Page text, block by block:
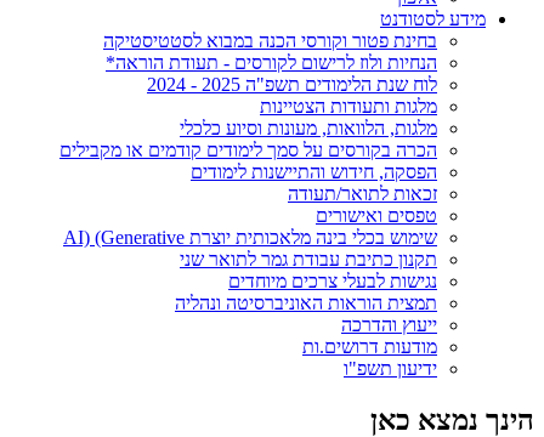
מידע לסטודנט
בחינת פטור וקורסי הכנה במבוא לסטטיסטיקה
הנחיות ולוז לרישום לקורסים - תעודת הוראה*
לוח שנת הלימודים תשפ"ה 2025 - 2024
מלגות ותעודות הצטיינות
מלגות, הלוואות, מעונות וסיוע כלכלי
הכרה בקורסים על סמך לימודים קודמים או מקבילים
הפסקה, חידוש והתיישנות לימודים
זכאות לתואר/תעודה
טפסים ואישורים
שימוש בכלי בינה מלאכותית יוצרת AI) (Generative
תקנון כתיבת עבודת גמר לתואר שני
נגישות לבעלי צרכים מיוחדים
תמצית הוראות האוניברסיטה ונהליה
ייעוץ והדרכה
מודעות דרושים.ות
ידיעון תשפ"ו
הינך נמצא כאן